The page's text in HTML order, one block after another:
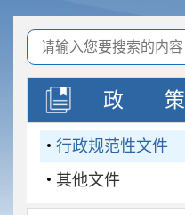
政 策
行政规范性文件
其他文件